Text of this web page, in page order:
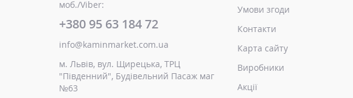
моб./Viber:
+380 95 63 184 72
info@kaminmarket.com.ua
м. Львів, вул. Щирецька, ТРЦ
"Південний", Будівельний Пасаж маг
№63
Умови згоди
Контакти
Карта сайту
Виробники
Акції